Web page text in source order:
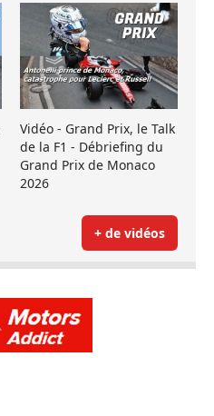
Vidéo - Grand Prix, le Talk
de la F1 - Débriefing du
Grand Prix de Monaco
2026
+ de vidéos